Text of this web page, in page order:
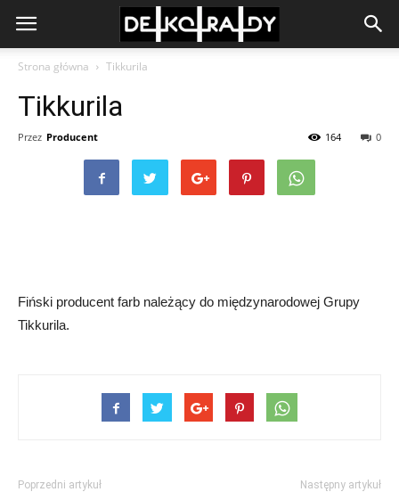
Strona główna Tikkurila
Tikkurila
Przez Producent 0
164
Fiński producent farb należący do międzynarodowej Grupy
Tikkurila.
Poprzedni artykuł Następny artykuł